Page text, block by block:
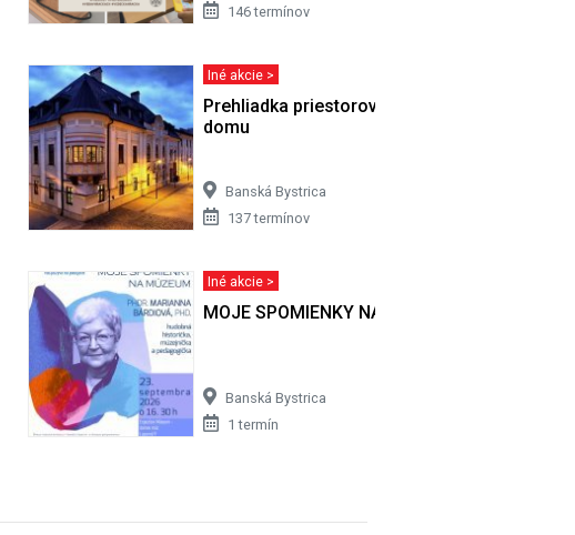
146 termínov
Iné akcie >
Prehliadka priestorov bývalého Župného
domu
Banská Bystrica
137 termínov
Iné akcie >
MOJE SPOMIENKY NA MÚZEUM
Banská Bystrica
1 termín